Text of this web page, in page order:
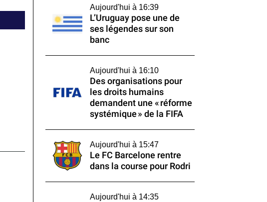
Aujourd'hui à 16:39
L’Uruguay pose une de
ses légendes sur son
banc
Aujourd'hui à 16:10
Des organisations pour
les droits humains
demandent une « réforme
systémique » de la FIFA
Aujourd'hui à 15:47
Le FC Barcelone rentre
dans la course pour Rodri
Aujourd'hui à 14:35